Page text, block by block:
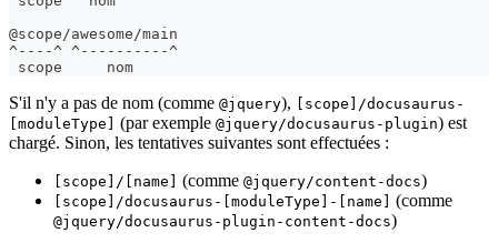
@scope/awesome/main
^----^ ^----------^
scope     nom
S'il n'y a pas de nom (comme @jquery),
[scope]/docusaurus-
[moduleType]
(par exemple @jquery/docusaurus-plugin) est
chargé. Sinon, les tentatives suivantes sont effectuées :
[scope]/[name] (comme @jquery/content-docs)
[scope]/docusaurus-[moduleType]-[name] (comme
@jquery/docusaurus-plugin-content-docs)